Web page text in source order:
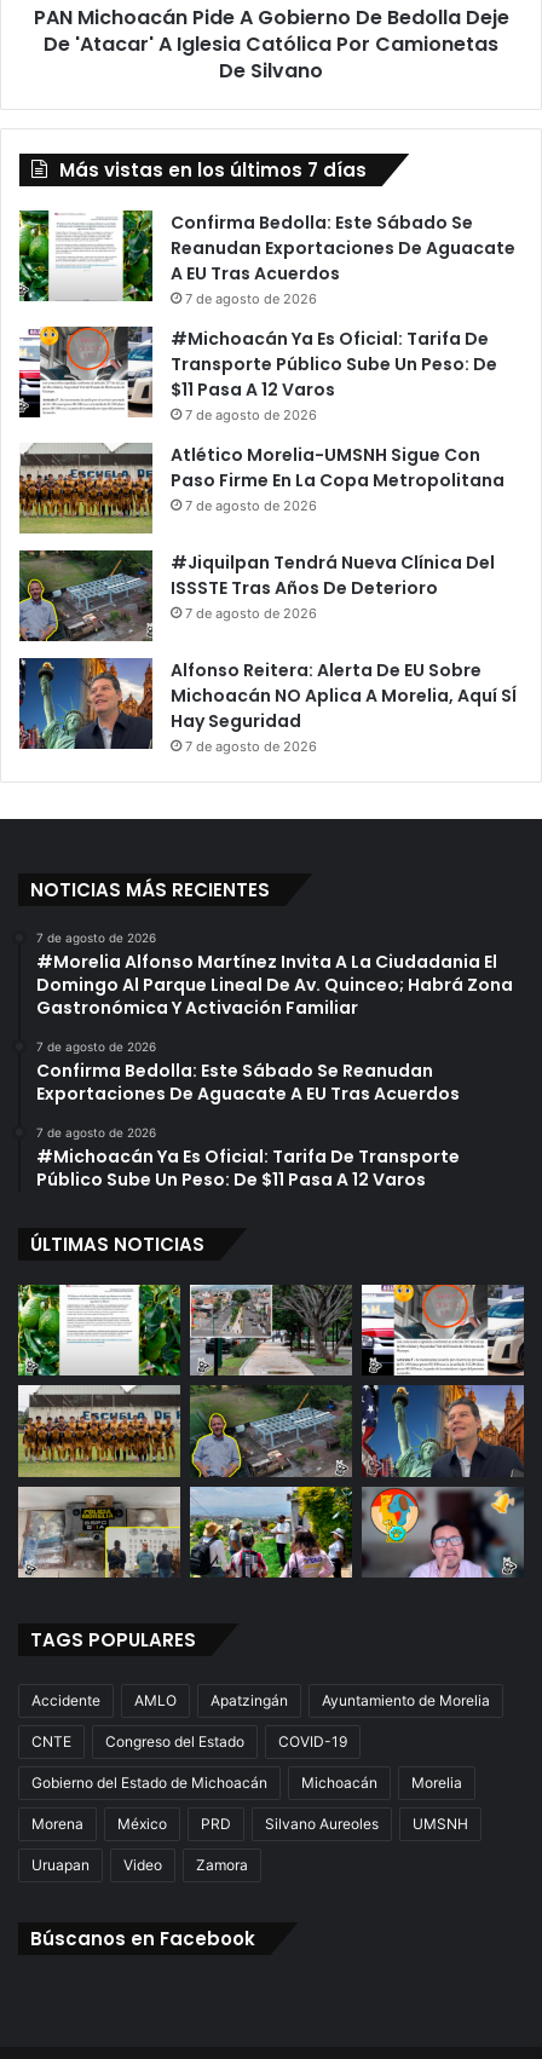
'Atacar'
Por
De
Silvano
PAN Michoacán Pide A Gobierno De Bedolla Deje
De 'Atacar' A Iglesia Católica Por Camionetas
De Silvano
Más vistas en los últimos 7 días
Confirma Bedolla: Este Sábado Se
Reanudan Exportaciones De Aguacate
A EU Tras Acuerdos
7 de agosto de 2026
#Michoacán Ya Es Oficial: Tarifa De
Transporte Público Sube Un Peso: De
$11 Pasa A 12 Varos
7 de agosto de 2026
Atlético Morelia-UMSNH Sigue Con
Paso Firme En La Copa Metropolitana
7 de agosto de 2026
#Jiquilpan Tendrá Nueva Clínica Del
ISSSTE Tras Años De Deterioro
7 de agosto de 2026
Alfonso Reitera: Alerta De EU Sobre
Michoacán NO Aplica A Morelia, Aquí SÍ
Hay Seguridad
7 de agosto de 2026
NOTICIAS MÁS RECIENTES
7 de agosto de 2026
#Morelia Alfonso Martínez Invita A La Ciudadania El
Domingo Al Parque Lineal De Av. Quinceo; Habrá Zona
Gastronómica Y Activación Familiar
7 de agosto de 2026
Confirma Bedolla: Este Sábado Se Reanudan
Exportaciones De Aguacate A EU Tras Acuerdos
7 de agosto de 2026
#Michoacán Ya Es Oficial: Tarifa De Transporte
Público Sube Un Peso: De $11 Pasa A 12 Varos
ÚLTIMAS NOTICIAS
TAGS POPULARES
Accidente AMLO Apatzingán Ayuntamiento de Morelia
CNTE Congreso del Estado COVID-19
Gobierno del Estado de Michoacán Michoacán Morelia
Morena México PRD Silvano Aureoles UMSNH
Uruapan Video Zamora
Búscanos en Facebook